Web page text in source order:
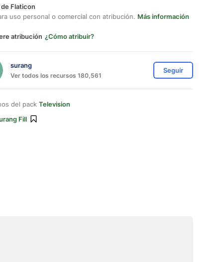
Flaticon
uso personal o comercial con atribución. Más información
atribución ¿Cómo atribuir?
surang
Ver todos los recursos 180,561
Seguir
del pack Television
Fill